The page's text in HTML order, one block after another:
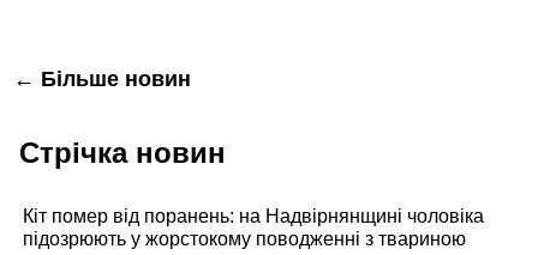
Навігація
записами
← Більше новин
Стрічка новин
Кіт помер від поранень: на Надвірнянщині чоловіка
підозрюють у жорстокому поводженні з твариною